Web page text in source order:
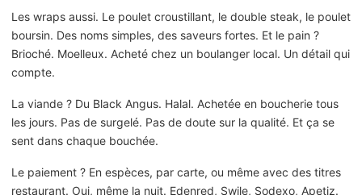
Les wraps aussi. Le poulet croustillant, le double steak, le poulet
boursin. Des noms simples, des saveurs fortes. Et le pain ?
Brioché. Moelleux. Acheté chez un boulanger local. Un détail qui
compte.
La viande ? Du Black Angus. Halal. Achetée en boucherie tous
les jours. Pas de surgelé. Pas de doute sur la qualité. Et ça se
sent dans chaque bouchée.
Le paiement ? En espèces, par carte, ou même avec des titres
restaurant. Oui, même la nuit. Edenred, Swile, Sodexo, Apetiz.